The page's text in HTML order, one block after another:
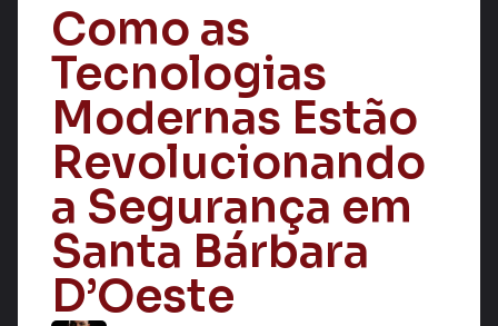
Como as
Tecnologias
Modernas Estão
Revolucionando
a Segurança em
Santa Bárbara
D’Oeste